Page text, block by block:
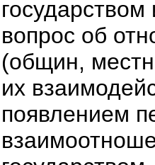
вопрос об
(общин,
их
появлением